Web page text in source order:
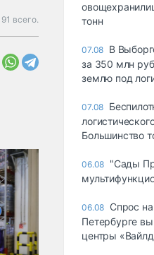
91 всего.
тонн
07.08 В
за 350 млн
землю под
07.08
Большинство
06.08 "Сады
06.08 Спрос
Петербурге
центры